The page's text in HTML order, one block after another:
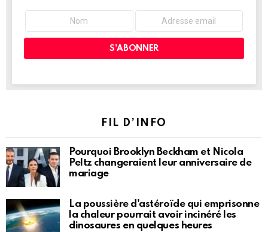
FIL D’INFO
Pourquoi Brooklyn Beckham et Nicola
Peltz changeraient leur anniversaire de
mariage
La poussière d'astéroïde qui emprisonne
la chaleur pourrait avoir incinéré les
dinosaures en quelques heures